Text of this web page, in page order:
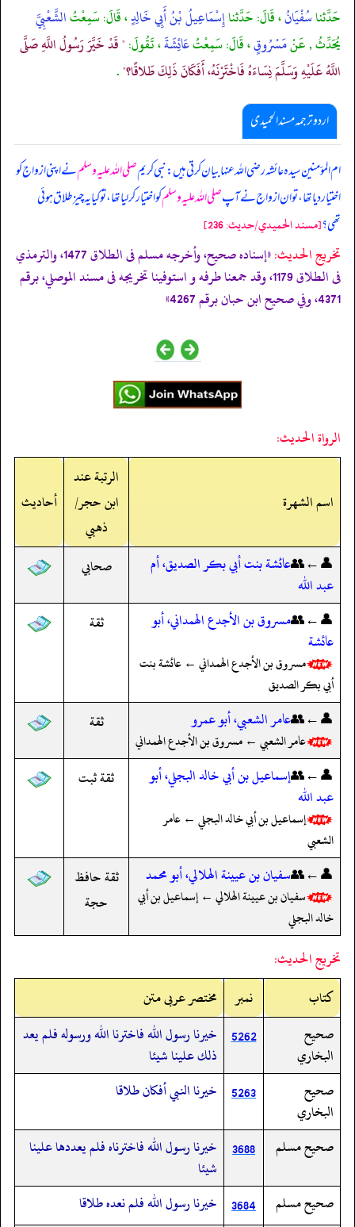
حَدَّثناسُفْيَانُ، قَالَ: حَدَّثناإِسْمَاعِيلُ بْنُ أَبِي خَالِدٍ، قَالَ: سَمِعْتُالشَّعْبِيَّ
يُحَدِّثُ , عَنْمَسْرُوقٍ، قَالَ: سَمِعْتُعَائِشَةَ، تَقُولَ:" قَدْ خَيَّرَ رَسُولُ اللَّهِ صَلَّى
اللَّهُ عَلَيْهِ وَسَلَّمَ نِسَاءَهُ فَاخْتَرْنَهُ، أَفَكَانَ ذَلِكَ طَلاقًا؟".
اردو ترجمہ مسند الحمیدی
ام المؤمنین سیدہ عائشہ رضی اللہ عنہا بیان کرتی ہیں: نبی کریمصلی اللہ علیہ وسلمنے اپنی ازواج کو
اختیار دیا تھا، تو ان ازواج نے آپصلی اللہ علیہ وسلمکو اختیار کر لیا تھا، تو کیا یہ چیز طلاق ہوئی
تھی؟[مسند الحميدي/حدیث: 236]
تخریج الحدیث:
«إسناده صحيح، وأخرجه مسلم فى الطلاق 1477، والترمذي
فى الطلاق 1179، وقد جمعنا طرفه و استوفينا تخريجه فى مسند الموصلي، برقم
4371، وفي صحيح ابن حبان برقم 4267»
الرواة الحديث:
اسم الشهرة
الرتبة عند
ابن حجر/
ذهبي
أحاديث
👤←👥عائشة بنت أبي بكر الصديق، أم
عبد الله
صحابي
👤←👥مسروق بن الأجدع الهمداني، أبو
عائشة
مسروق بن الأجدع الهمداني ← عائشة بنت
أبي بكر الصديق
ثقة
👤←👥عامر الشعبي، أبو عمرو
عامر الشعبي ← مسروق بن الأجدع الهمداني
ثقة
👤←👥إسماعيل بن أبي خالد البجلي، أبو
عبد الله
إسماعيل بن أبي خالد البجلي ← عامر
الشعبي
ثقة ثبت
👤←👥سفيان بن عيينة الهلالي، أبو محمد
سفيان بن عيينة الهلالي ← إسماعيل بن أبي
خالد البجلي
ثقة حافظ
حجة
تخريج الحديث:
کتاب
نمبر
مختصر عربی متن
صحيح
البخاري
5262 خيرنا رسول الله فاخترنا الله ورسوله فلم يعد
ذلك علينا شيئا
صحيح
البخاري
5263 خيرنا النبي أفكان طلاقا
صحيح مسلم 3688
خيرنا رسول الله فاخترناه فلم يعددها علينا
شيئا
صحيح مسلم
3684 خيرنا رسول الله فلم نعده طلاقا